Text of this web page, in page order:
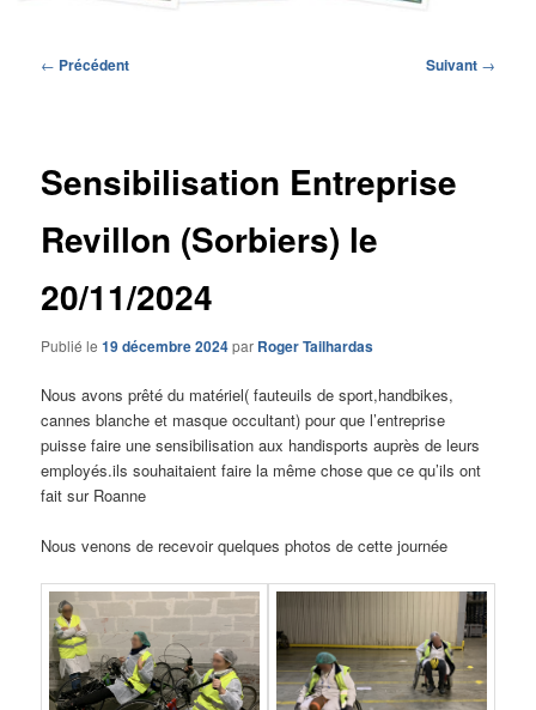
Navigation
← Précédent Suivant →
Sensibilisation Entreprise
Revillon (Sorbiers) le
20/11/2024
Publié le19 décembre 2024par Roger Tailhardas
Nous avons prêté du matériel( fauteuils de sport,handbikes,
cannes blanche et masque occultant) pour que l’entreprise
puisse faire une sensibilisation aux handisports auprès de leurs
employés.ils souhaitaient faire la même chose que ce qu’ils ont
fait sur Roanne
Nous venons de recevoir quelques photos de cette journée